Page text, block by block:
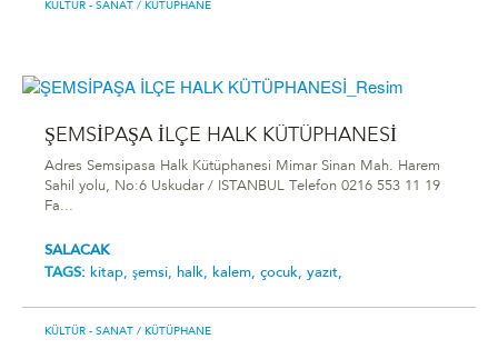
KÜLTÜR - SANAT / KÜTÜPHANE
ŞEMSİPAŞA İLÇE HALK KÜTÜPHANESİ
Adres Semsipasa Halk Kütüphanesi Mimar Sinan Mah. Harem
Sahil yolu, No:6 Uskudar / ISTANBUL Telefon 0216 553 11 19
Fa...
SALACAK
TAGS: kitap, şemsi, halk, kalem, çocuk, yazıt,
KÜLTÜR - SANAT / KÜTÜPHANE